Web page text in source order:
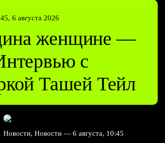
6 августа 2026
женщине —
с
Ташей Тейл
Новости, Новости — 6 августа, 10:45